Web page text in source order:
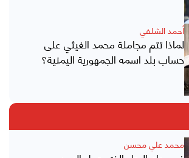
أحمد الشلفي
لماذا تتم مجاملة محمد الغيثي على
حساب بلد اسمه الجمهورية اليمنية؟
محمد علي محسن